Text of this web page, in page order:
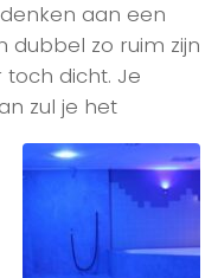
aan een
dubbel zo ruim zijn
dicht. Je
zul je het